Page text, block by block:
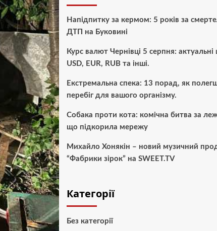
Напідпитку за кермом: 5 років за
ДТП на Буковині
Курс валют Чернівці 5 серпня: актуальні
USD, EUR, RUB та інші.
Екстремальна спека: 13 порад, як
перебіг для вашого організму.
Собака проти кота: комічна битва за
що підкорила мережу
Михайло Хонякін – новий музичний
“Фабрики зірок” на SWEET.TV
Категорії
Без категорії